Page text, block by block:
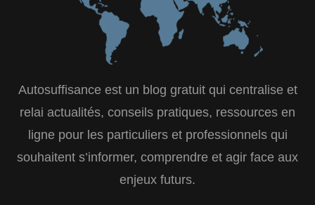
Autosuffisance est un blog gratuit qui centralise et
relai actualités, conseils pratiques, ressources en
ligne pour les particuliers et professionnels qui
souhaitent s’informer, comprendre et agir face aux
enjeux futurs.